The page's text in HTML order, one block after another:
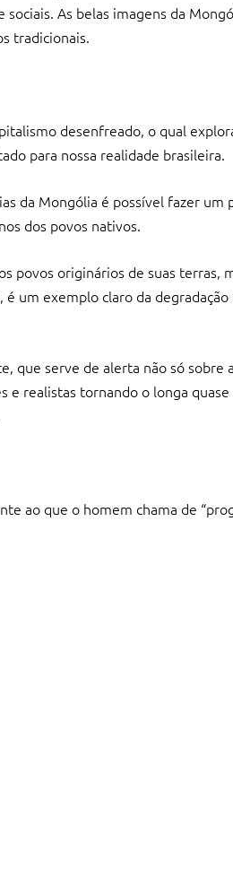
As belas imagens da
tradicionais.
desenfreado, o qual
para nossa realidade brasileira.
da Mongólia é possível fazer um
dos povos nativos.
povos originários de suas terras,
um exemplo claro da
que serve de alerta não só sobre
e realistas tornando o longa
ao que o homem chama de